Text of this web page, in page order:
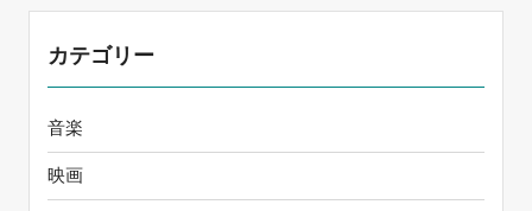
カテゴリー
音楽
映画